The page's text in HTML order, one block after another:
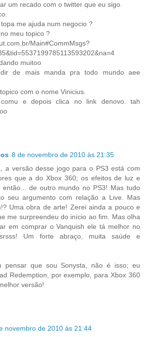
um recado com o twitter que eu sigo.
topa me ajuda num negocio ?
meu topico ?
Main#CommMsgs?
muitoo
de mais manda pra todo mundo aee
com o nome Vinicius.
e depois clica no link denovo. tah
8 de novembro de 2010 às 21:35
a versão desse jogo para o PS3 está com
que a do Xbox 360; os efeitos de luz e
então... de outro mundo no PS3! Mas tudo
seu argumento com relação a Live. Mas
Uma obra de arte! Zerei ainda a pouco e
me surpreendeu do início ao fim. Mas olha
em comprar o Vanquish ele tá melhor no
Um forte abraço, muita saúde e
pensar que sou Sonysta, não é isso; eu
Redemption, por exemplo, para Xbox 360
versão!
novembro de 2010 às 21:44